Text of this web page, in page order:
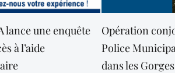
Opération conjointe de la
Police Municipale et de l’ONF
dans les Gorges du Loup :